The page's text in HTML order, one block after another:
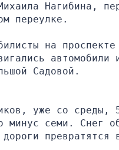
Нагибина,
переулке.
на
Садовой.
уже со среды,
минус семи. Снег